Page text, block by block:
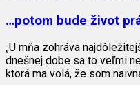
…potom bude život
„U mňa zohráva
dnešnej dobe sa to veľmi
ktorá ma volá, že som